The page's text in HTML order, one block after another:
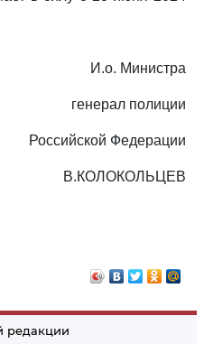
редакции
И.о. Министра
генерал полиции
Российской Федерации
В.КОЛОКОЛЬЦЕВ